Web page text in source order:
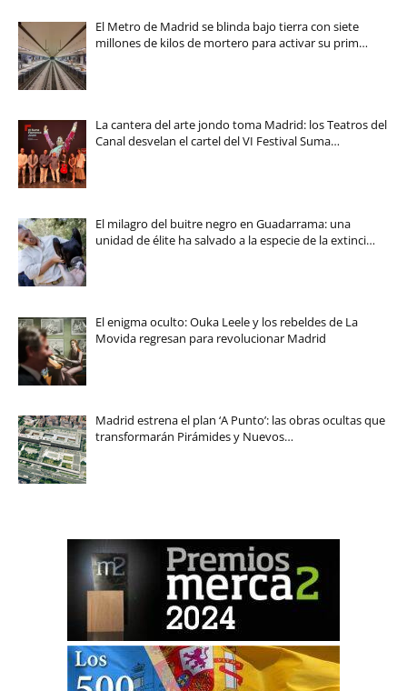
El Metro de Madrid se blinda bajo tierra con siete
millones de kilos de mortero para activar su prim…
La cantera del arte jondo toma Madrid: los Teatros del
Canal desvelan el cartel del VI Festival Suma…
El milagro del buitre negro en Guadarrama: una
unidad de élite ha salvado a la especie de la extinci…
El enigma oculto: Ouka Leele y los rebeldes de La
Movida regresan para revolucionar Madrid
Madrid estrena el plan ‘A Punto’: las obras ocultas que
transformarán Pirámides y Nuevos…